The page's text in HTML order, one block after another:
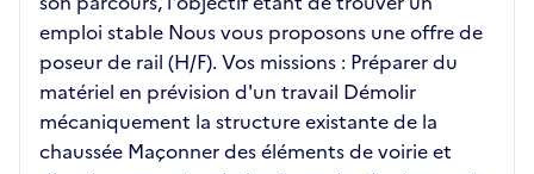
emploi stable Nous vous proposons une offre de
poseur de rail (H/F). Vos missions : Préparer du
matériel en prévision d'un travail Démolir
mécaniquement la structure existante de la
chaussée Maçonner des éléments de voirie et